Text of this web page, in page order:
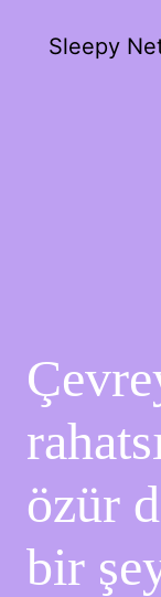
Sleepy
özür
bir